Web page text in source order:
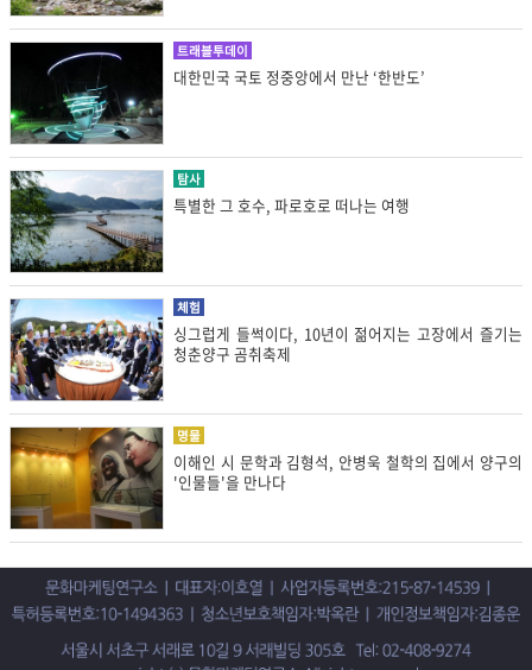
트래블투데이
대한민국 국토 정중앙에서 만난 ‘한반도’
탐사
특별한 그 호수, 파로호로 떠나는 여행
체험
싱그럽게 들썩이다, 10년이 젊어지는 고장에서 즐기는
청춘양구 곰취축제
명물
이해인 시 문학과 김형석, 안병욱 철학의 집에서 양구의
'인물들'을 만나다